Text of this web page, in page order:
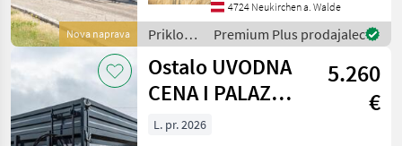
Nova naprava
Versteifungen unten -
Schotterklappe 400mm
(Pendelbordwand oben mit
erhöhtem Dr
4724 Neukirchen a. Walde
Priklopniki
/
Pühringer
Premium Plus prodajalec
Ostalo UVODNA
CENA I PALAZ
enoosni prikolici
5.260
€
L. pr. 2026